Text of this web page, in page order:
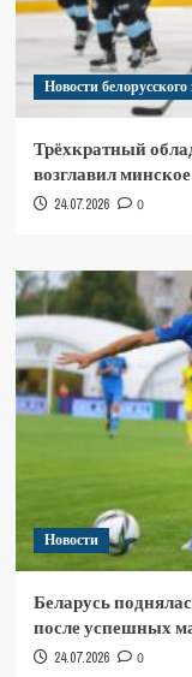
Новости белорусского
Трёхкратный
возглавил
24.07.2026 0
Новости
Беларусь
после успешных
24.07.2026 0